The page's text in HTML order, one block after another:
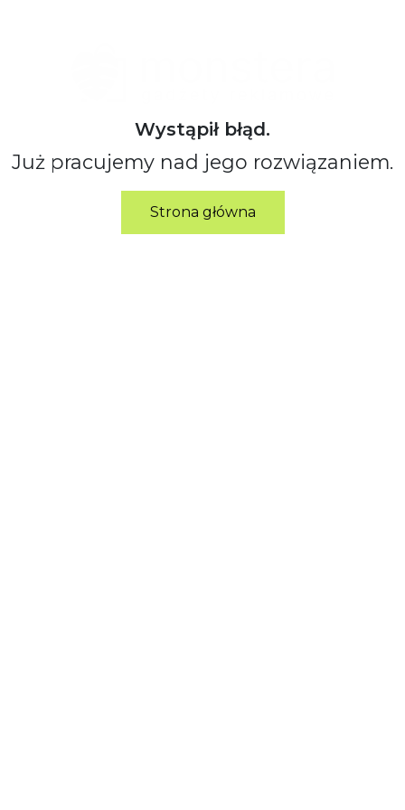
Wystąpił błąd.
Już pracujemy nad jego rozwiązaniem.
Strona główna